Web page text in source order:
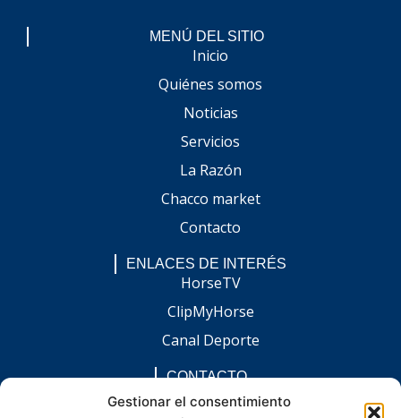
Gestionar el consentimiento
MENÚ DEL SITIO
Inicio
Quiénes somos
Noticias
Servicios
La Razón
Chacco market
Contacto
ENLACES DE INTERÉS
HorseTV
ClipMyHorse
Canal Deporte
CONTACTO
comunicacion@chaccoinfo.com